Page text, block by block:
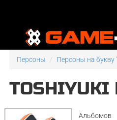
Персоны Персоны на букву
TOSHIYUKI
Альбомов